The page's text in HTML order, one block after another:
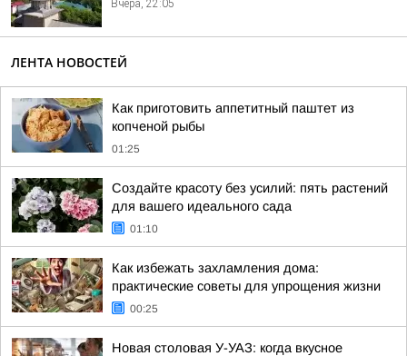
Вчера, 22:05
ЛЕНТА НОВОСТЕЙ
Как приготовить аппетитный паштет из
копченой рыбы
01:25
Создайте красоту без усилий: пять растений
для вашего идеального сада
01:10
Как избежать захламления дома:
практические советы для упрощения жизни
00:25
Новая столовая У-УАЗ: когда вкусное